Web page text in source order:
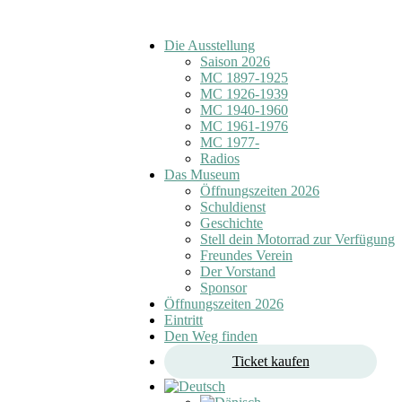
Die Ausstellung
Saison 2026
MC 1897-1925
MC 1926-1939
MC 1940-1960
MC 1961-1976
MC 1977-
Radios
Das Museum
Öffnungszeiten 2026
Schuldienst
Geschichte
Stell dein Motorrad zur Verfügung
Freundes Verein
Der Vorstand
Sponsor
Öffnungszeiten 2026
Eintritt
Den Weg finden
Ticket kaufen